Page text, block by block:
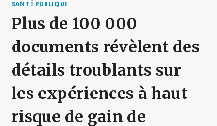
SANTÉ PUBLIQUE
Plus de 100 000
documents révèlent des
détails troublants sur
les expériences à haut
risque de gain de